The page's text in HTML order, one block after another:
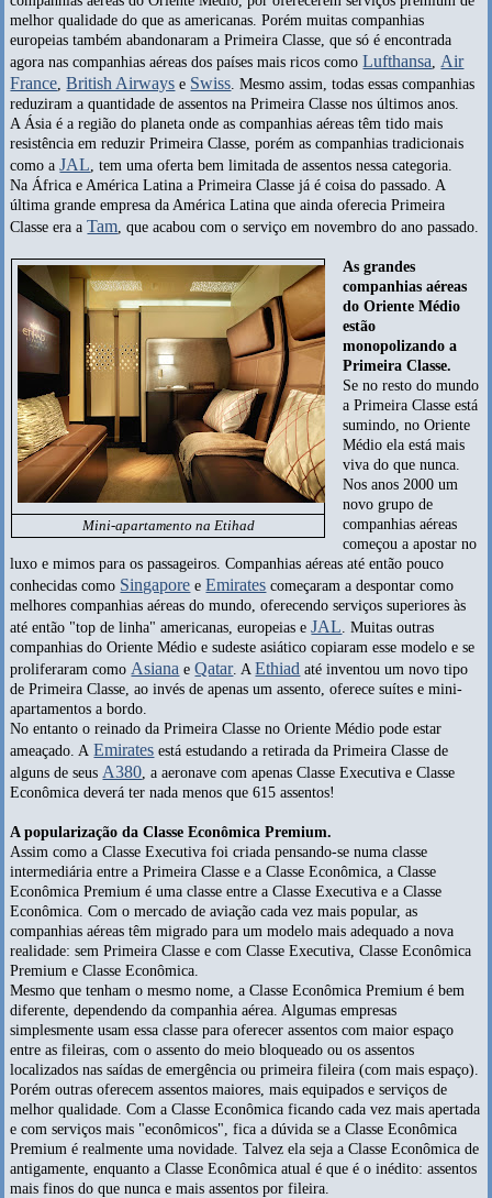
melhor qualidade do que as americanas. Porém muitas companhias
europeias também abandonaram a Primeira Classe, que só é encontrada
agora nas companhias aéreas dos países mais ricos comoLufthansa,Air
France,British Airways e Swiss. Mesmo assim, todas essas companhias
reduziram a quantidade de assentos na Primeira Classe nos últimos anos.
A Ásia é a região do planeta onde as companhias aéreas têm tido mais
resistência em reduzir Primeira Classe, porém as companhias tradicionais
como aJAL, tem uma oferta bem limitada de assentos nessa categoria.
Na África e América Latina a Primeira Classe já é coisa do passado. A
última grande empresa da América Latina que ainda oferecia Primeira
Classe era aTam, que acabou com o serviço em novembro do ano passado.
Mini-apartamento na Etihad
As grandes
companhias aéreas
do Oriente Médio
estão
monopolizando a
Primeira Classe.
Se no resto do mundo
a Primeira Classe está
sumindo, no Oriente
Médio ela está mais
viva do que nunca.
Nos anos 2000 um
novo grupo de
companhias aéreas
começou a apostar no
luxo e mimos para os passageiros. Companhias aéreas até então pouco
conhecidas como Singapore eEmirates começaram a despontar como
melhores companhias aéreas do mundo, oferecendo serviços superiores às
até então "top de linha" americanas, europeias eJAL. Muitas outras
companhias do Oriente Médio e sudeste asiático copiaram esse modelo e se
proliferaram comoAsiana eQatar. AEthiad até inventou um novo tipo
de Primeira Classe, ao invés de apenas um assento, oferece suítes e mini-
apartamentos a bordo.
No entanto o reinado da Primeira Classe no Oriente Médio pode estar
ameaçado. AEmirates está estudando a retirada da Primeira Classe de
alguns de seusA380, a aeronave com apenas Classe Executiva e Classe
Econômica deverá ter nada menos que 615 assentos!
A popularização da Classe Econômica Premium.
Assim como a Classe Executiva foi criada pensando-se numa classe
intermediária entre a Primeira Classe e a Classe Econômica, a Classe
Econômica Premium é uma classe entre a Classe Executiva e a Classe
Econômica. Com o mercado de aviação cada vez mais popular, as
companhias aéreas têm migrado para um modelo mais adequado a nova
realidade: sem Primeira Classe e com Classe Executiva, Classe Econômica
Premium e Classe Econômica.
Mesmo que tenham o mesmo nome, a Classe Econômica Premium é bem
diferente, dependendo da companhia aérea. Algumas empresas
simplesmente usam essa classe para oferecer assentos com maior espaço
entre as fileiras, com o assento do meio bloqueado ou os assentos
localizados nas saídas de emergência ou primeira fileira (com mais espaço).
Porém outras oferecem assentos maiores, mais equipados e serviços de
melhor qualidade. Com a Classe Econômica ficando cada vez mais apertada
e com serviços mais "econômicos", fica a dúvida se a Classe Econômica
Premium é realmente uma novidade. Talvez ela seja a Classe Econômica de
antigamente, enquanto a Classe Econômica atual é que é o inédito: assentos
mais finos do que nunca e mais assentos por fileira.